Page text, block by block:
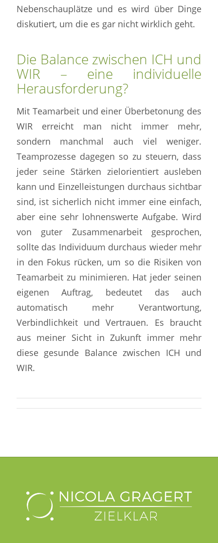
Nebenschauplätze und es wird über Dinge
diskutiert, um die es gar nicht wirklich geht.
Die Balance zwischen ICH und
WIR – eine individuelle
Herausforderung?
Mit Teamarbeit und einer Überbetonung des
WIR erreicht man nicht immer mehr,
sondern manchmal auch viel weniger.
Teamprozesse dagegen so zu steuern, dass
jeder seine Stärken zielorientiert ausleben
kann und Einzelleistungen durchaus sichtbar
sind, ist sicherlich nicht immer eine einfach,
aber eine sehr lohnenswerte Aufgabe. Wird
von guter Zusammenarbeit gesprochen,
sollte das Individuum durchaus wieder mehr
in den Fokus rücken, um so die Risiken von
Teamarbeit zu minimieren. Hat jeder seinen
eigenen Auftrag, bedeutet das auch
automatisch mehr Verantwortung,
Verbindlichkeit und Vertrauen. Es braucht
aus meiner Sicht in Zukunft immer mehr
diese gesunde Balance zwischen ICH und
WIR.